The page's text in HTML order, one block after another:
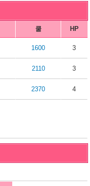
쿨 HP
1600 3
2110 3
2370 4